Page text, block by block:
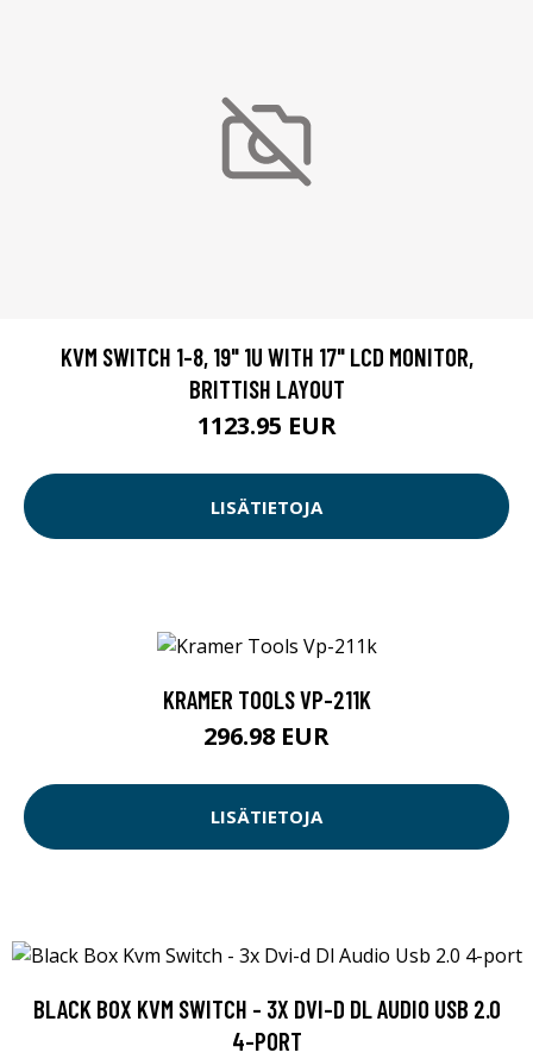
KVM SWITCH 1-8, 19" 1U WITH 17" LCD MONITOR,
BRITTISH LAYOUT
1123.95 EUR
LISÄTIETOJA
KRAMER TOOLS VP-211K
296.98 EUR
LISÄTIETOJA
BLACK BOX KVM SWITCH - 3X DVI-D DL AUDIO USB 2.0
4-PORT